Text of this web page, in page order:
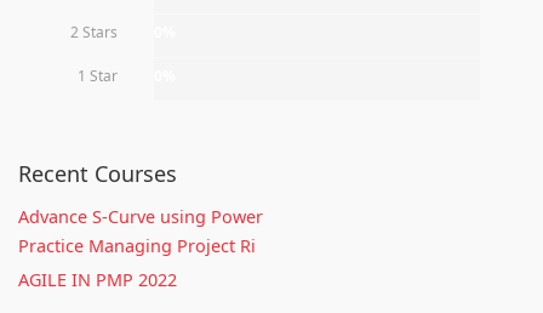
2 Stars
1 Star
Recent Courses
Advance S-Curve using Power
Practice Managing Project Ri
AGILE IN PMP 2022